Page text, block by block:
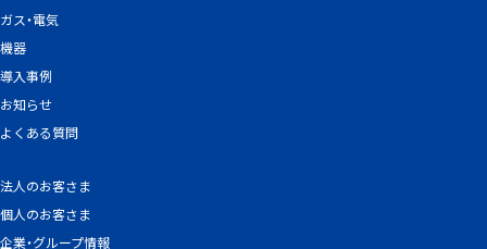
ガス・電気
機器
導入事例
お知らせ
よくある質問
法人のお客さま
個人のお客さま
企業・グループ情報